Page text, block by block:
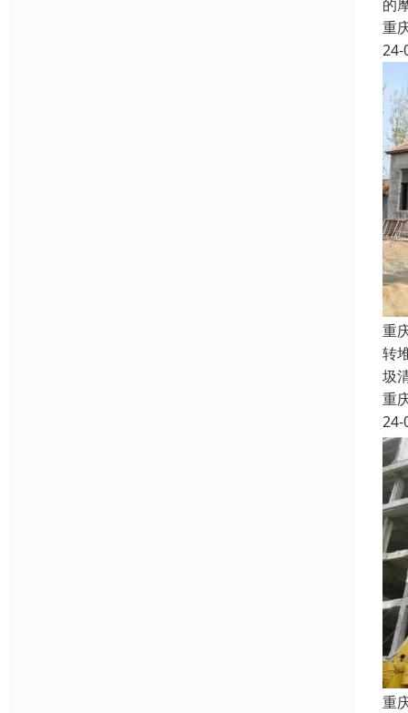
的
重
24-
重
转
圾
重
24-
重